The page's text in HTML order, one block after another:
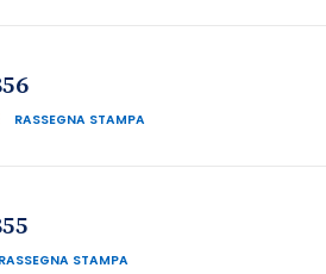
RASSEGNA STAMPA
RASSEGNA STAMPA